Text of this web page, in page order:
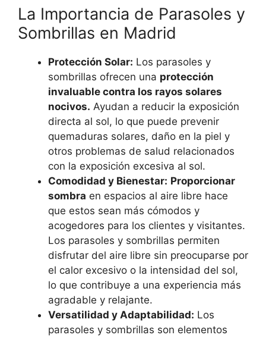
La Importancia de Parasoles y
Sombrillas en Madrid
Protección Solar: Los parasoles y
sombrillas ofrecen una protección
invaluable contra los rayos solares
nocivos. Ayudan a reducir la exposición
directa al sol, lo que puede prevenir
quemaduras solares, daño en la piel y
otros problemas de salud relacionados
con la exposición excesiva al sol.
Comodidad y Bienestar: Proporcionar
sombra en espacios al aire libre hace
que estos sean más cómodos y
acogedores para los clientes y visitantes.
Los parasoles y sombrillas permiten
disfrutar del aire libre sin preocuparse por
el calor excesivo o la intensidad del sol,
lo que contribuye a una experiencia más
agradable y relajante.
Versatilidad y Adaptabilidad: Los
parasoles y sombrillas son elementos